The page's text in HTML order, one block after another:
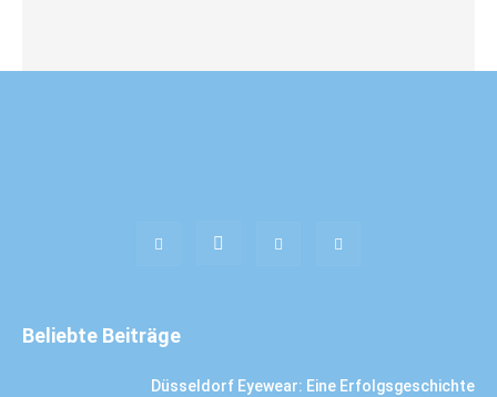
Beliebte Beiträge
Düsseldorf Eyewear: Eine Erfolgsgeschichte